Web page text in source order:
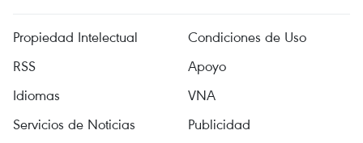
Propiedad Intelectual
Condiciones de Uso
RSS
Apoyo
Idiomas
VNA
Servicios de Noticias
Publicidad